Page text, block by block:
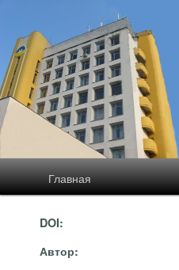
Главная
DOI:
Автор: